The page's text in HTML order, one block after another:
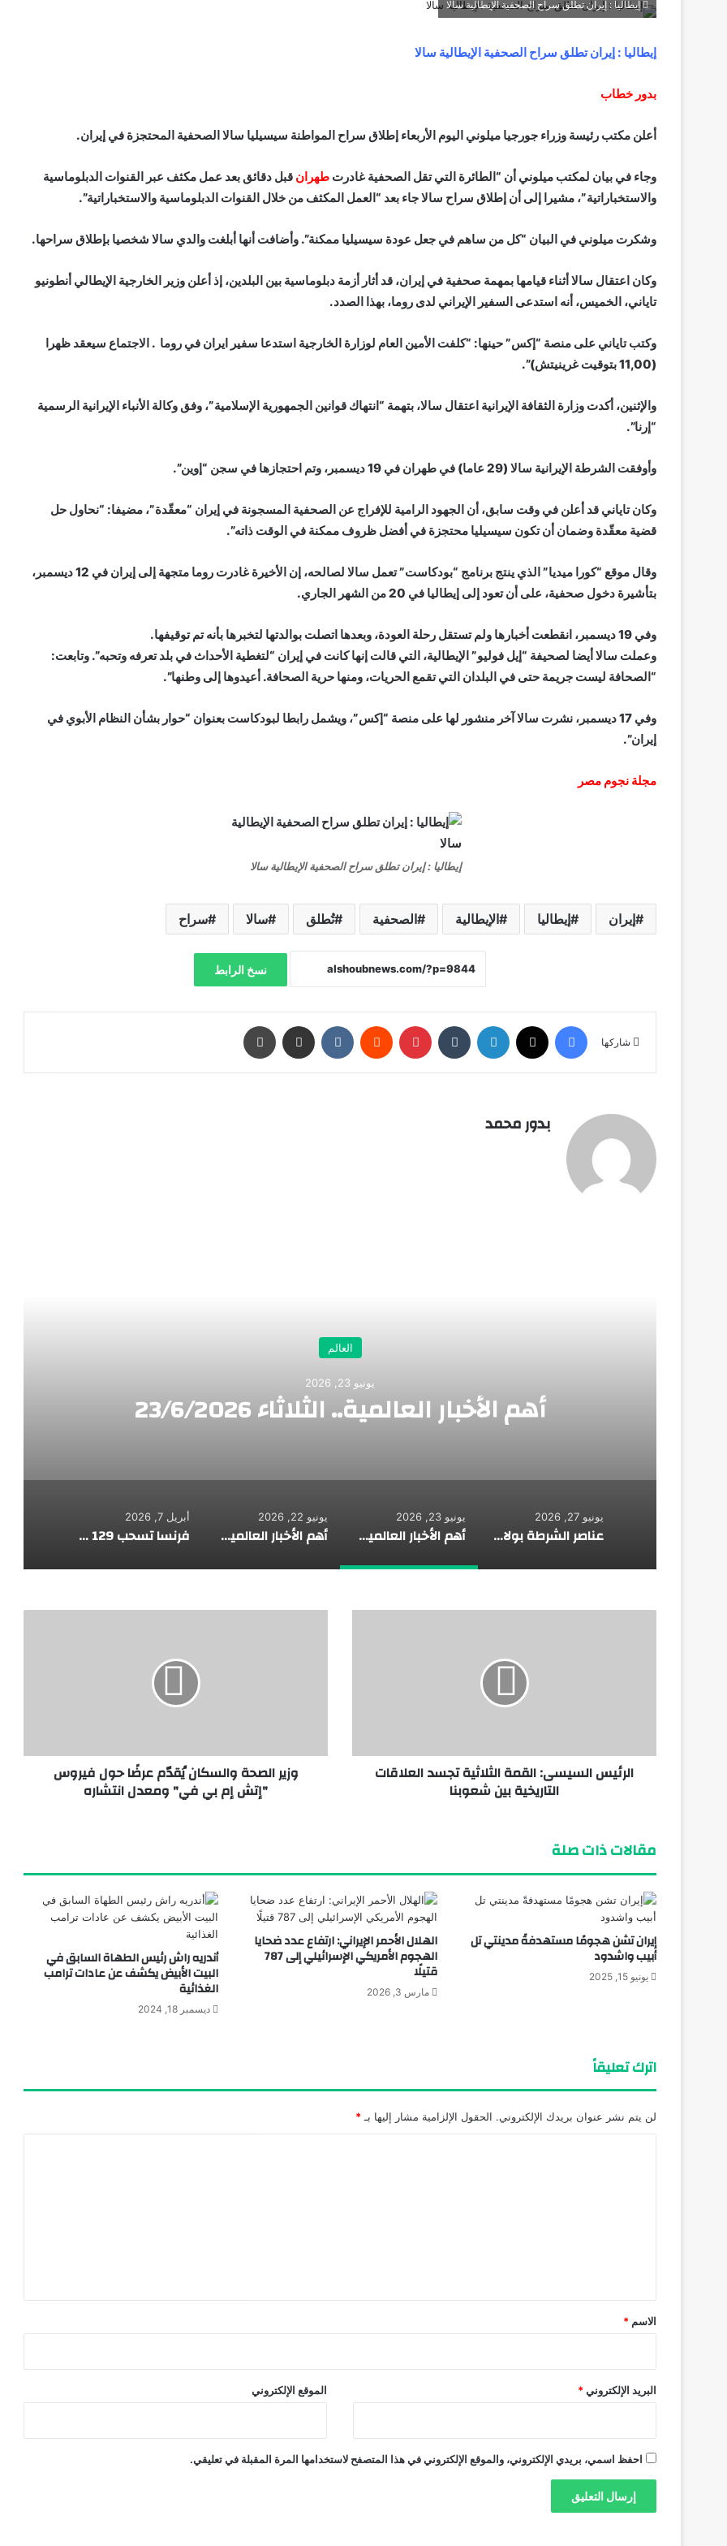
إيطاليا : إيران تطلق سراح الصحفية الإيطالية سالا
إيطاليا : إيران تطلق سراح الصحفية الإيطالية سالا
بدور خطاب
أعلن مكتب رئيسة وزراء جورجيا ميلوني اليوم الأربعاء إطلاق سراح المواطنة سيسيليا سالا الصحفية المحتجزة في إيران.
وجاء في بيان لمكتب ميلوني أن “الطائرة التي تقل الصحفية غادرت طهران قبل دقائق بعد عمل مكثف عبر القنوات الدبلوماسية
والاستخباراتية”، مشيرا إلى أن إطلاق سراح سالا جاء بعد “العمل المكثف من خلال القنوات الدبلوماسية والاستخباراتية”.
وشكرت ميلوني في البيان “كل من ساهم في جعل عودة سيسيليا ممكنة”. وأضافت أنها أبلغت والدي سالا شخصيا بإطلاق سراحها.
وكان اعتقال سالا أثناء قيامها بمهمة صحفية في إيران، قد أثار أزمة دبلوماسية بين البلدين، إذ أعلن وزير الخارجية الإيطالي أنطونيو
تاياني، الخميس، أنه استدعى السفير الإيراني لدى روما، بهذا الصدد.
وكتب تاياني على منصة “إكس” حينها: “كلفت الأمين العام لوزارة الخارجية استدعا سفير ايران في روما . الاجتماع سيعقد ظهرا
(11,00 بتوقيت غرينيتش)”.
والإثنين، أكدت وزارة الثقافة الإيرانية اعتقال سالا، بتهمة “انتهاك قوانين الجمهورية الإسلامية”، وفق وكالة الأنباء الإيرانية الرسمية
“إرنا”.
وأوفقت الشرطة الإيرانية سالا (29 عاما) في طهران في 19 ديسمبر، وتم احتجازها في سجن “إوين”.
وكان تاياني قد أعلن في وقت سابق، أن الجهود الرامية للإفراج عن الصحفية المسجونة في إيران “معقّدة”، مضيفا: “نحاول حل
قضية معقّدة وضمان أن تكون سيسيليا محتجزة في أفضل ظروف ممكنة في الوقت ذاته”.
وقال موقع “كورا ميديا” الذي ينتج برنامج “بودكاست” تعمل سالا لصالحه، إن الأخيرة غادرت روما متجهة إلى إيران في 12 ديسمبر،
بتأشيرة دخول صحفية، على أن تعود إلى إيطاليا في 20 من الشهر الجاري.
وفي 19 ديسمبر، انقطعت أخبارها ولم تستقل رحلة العودة، وبعدها اتصلت بوالدتها لتخبرها بأنه تم توقيفها.
وعملت سالا أيضا لصحيفة “إيل فوليو” الإيطالية، التي قالت إنها كانت في إيران “لتغطية الأحداث في بلد تعرفه وتحبه”. وتابعت:
“الصحافة ليست جريمة حتى في البلدان التي تقمع الحريات، ومنها حرية الصحافة. أعيدوها إلى وطنها”.
وفي 17 ديسمبر، نشرت سالا آخر منشور لها على منصة “إكس”، ويشمل رابطا لبودكاست بعنوان “حوار بشأن النظام الأبوي في
إيران”.
مجلة نجوم مصر
إيطاليا : إيران تطلق سراح الصحفية الإيطالية سالا
إيران إيطاليا الإيطالية الصحفية تُطلق سالا سراح
نسخ الرابط
شاركها
بدور محمد
العالم
يونيو 23, 2026
أهم الأخبار العالمية.. الثلاثاء 23/6/2026
يونيو 27, 2026
عناصر الشرطة بولاية أمن مكناس توجه ضربة موجعة لشبكات ترويج السموم
يونيو 23, 2026
أهم الأخبار العالمية.. الثلاثاء 23/6/2026
يونيو 22, 2026
أهم الأخبار العالمية.. نشرة الظهيرة
أبريل 7, 2026
فرنسا تسحب 129 طن ذهب من خزائن “الفيدرالي” الأميركي
الرئيس السيسى: القمة الثلاثية تجسد العلاقات
التاريخية بين شعوبنا
وزير الصحة والسكان يُقدّم عرضًا حول فيروس
"إتش إم بي في" ومعدل انتشاره
مقالات ذات صلة
إيران تشن هجومًا مستهدفةً مدينتي تل
أبيب واشدود
يونيو 15, 2025
الهلال الأحمر الإيراني: ارتفاع عدد ضحايا
الهجوم الأمريكي الإسرائيلي إلى 787
قتيلًا
مارس 3, 2026
أندريه راش رئيس الطهاة السابق في
البيت الأبيض يكشف عن عادات ترامب
الغذائية
ديسمبر 18, 2024
اترك تعليقاً
لن يتم نشر عنوان بريدك الإلكتروني. الحقول الإلزامية مشار إليها بـ *
*
الاسم *
البريد الإلكتروني * الموقع الإلكتروني
احفظ اسمي، بريدي الإلكتروني، والموقع الإلكتروني في هذا المتصفح لاستخدامها المرة المقبلة في تعليقي.